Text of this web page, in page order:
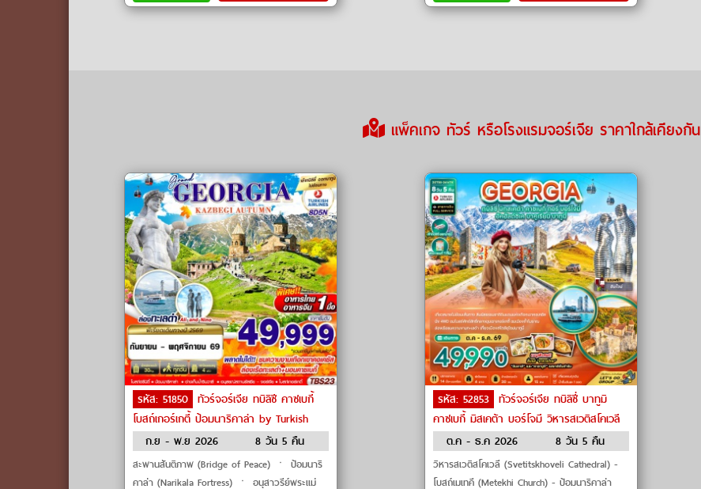
แพ็คเกจ ทัวร์ หรือโรงแรมจอร์เจีย ราคาใกล้เคียงกัน
รหัส: 51850 ทัวร์จอร์เจีย ทบิลิซี คาซเบกี้
โบสถ์เกอร์เกตี้ ป้อมนาริคาล่า by Turkish
Airlines
ก.ย - พ.ย 2026 8 วัน 5 คืน
สะพานสันติภาพ (Bridge of Peace) ㆍ ป้อมนาริ
คาล่า (Narikala Fortress) ㆍ อนุสาวรีย์พระแม่
รหัส: 52853 ทัวร์จอร์เจีย ทบิลิซี่ บาทูมิ
คาซเบกี้ มิสเคต้า บอร์โจมี วิหารสเวติสโคเวลี
โบสถ์เกอร์เกตี้ by Turkish Airlines
ต.ค - ธ.ค 2026 8 วัน 5 คืน
วิหารสเวติสโคเวลี (Svetitskhoveli Cathedral) -
โบสถ์เมเทคี (Metekhi Church) - ป้อมนาริคาล่า